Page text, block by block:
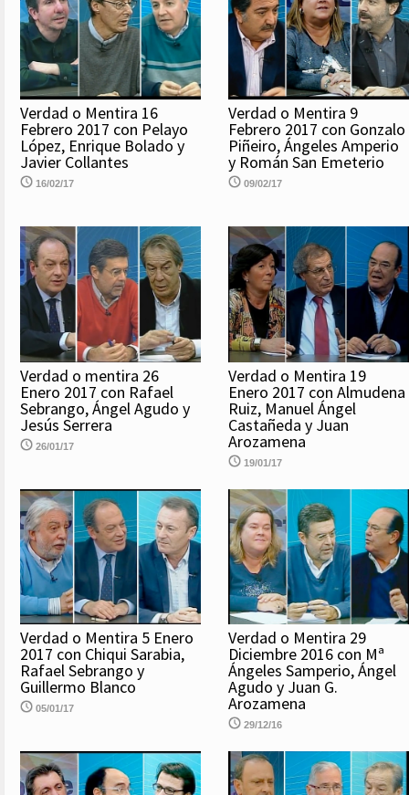
Verdad o Mentira 16
Febrero 2017 con Pelayo
López, Enrique Bolado y
Javier Collantes
16/02/17
Verdad o Mentira 9
Febrero 2017 con Gonzalo
Piñeiro, Ángeles Amperio
y Román San Emeterio
09/02/17
Verdad o mentira 26
Enero 2017 con Rafael
Sebrango, Ángel Agudo y
Jesús Serrera
26/01/17
Verdad o Mentira 19
Enero 2017 con Almudena
Ruiz, Manuel Ángel
Castañeda y Juan
Arozamena
19/01/17
Verdad o Mentira 5 Enero
2017 con Chiqui Sarabia,
Rafael Sebrango y
Guillermo Blanco
05/01/17
Verdad o Mentira 29
Diciembre 2016 con Mª
Ángeles Samperio, Ángel
Agudo y Juan G.
Arozamena
29/12/16